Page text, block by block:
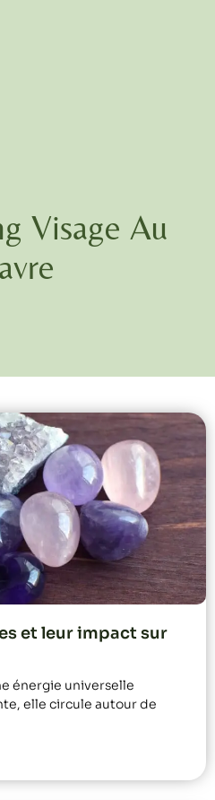
Visage Au
et leur impact sur
énergie universelle
elle circule autour de